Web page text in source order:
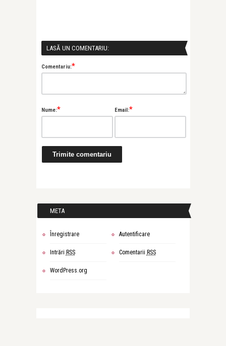
LASĂ UN COMENTARIU:
Comentariu:*
Nume:* Email:*
META
Înregistrare Autentificare
Intrări RSS Comentarii RSS
WordPress.org